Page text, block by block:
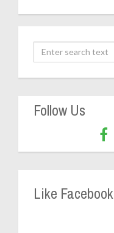
Follow Us
Like Facebook